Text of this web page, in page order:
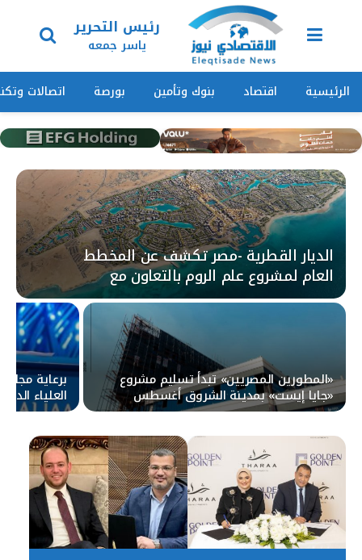
رئيس التحرير
ياسر جمعه
الرئيسية اقتصاد بنوك وتأمين بورصة اتصالات
الديار القطرية -مصر تكشف عن المخطط
العام لمشروع علم الروم بالتعاون مع
SOM
«المطورين المصريين» تبدأ تسليم مشروع
«جايا إيست» بمدينة الشروق أغسطس
المقبل
برعاية مجلس
Tower